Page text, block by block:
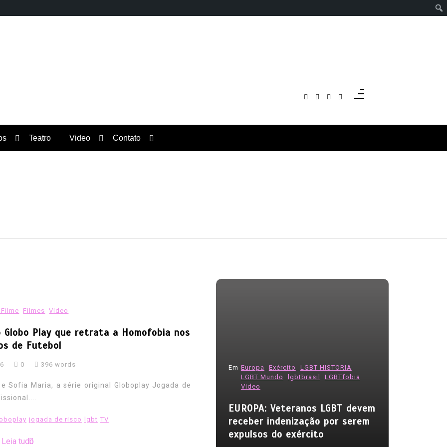
Teatro Video Contato
Filmes Video
Play que retrata a Homofobia nos
de Futebol
0 396 words
Sofia Maria, a série original Globoplay Jogada de
jogada de risco lgbt TV
Leia tudo
ameaça avanços
Em Europa Exército
LGBT HISTORIA
LGBT Mundo
lgbtbrasil
LGBTfobia
Video
EUROPA: Veteranos LGBT devem
receber indenização por serem
expulsos do exército